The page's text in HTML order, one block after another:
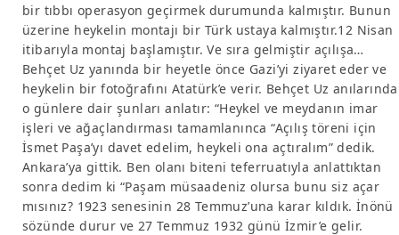
bir tıbbı operasyon geçirmek durumunda kalmıştır. Bunun
üzerine heykelin montajı bir Türk ustaya kalmıştır.12 Nisan
itibarıyla montaj başlamıştır. Ve sıra gelmiştir açılışa…
Behçet Uz yanında bir heyetle önce Gazi’yi ziyaret eder ve
heykelin bir fotoğrafını Atatürk’e verir. Behçet Uz anılarında
o günlere dair şunları anlatır: “Heykel ve meydanın imar
işleri ve ağaçlandırması tamamlanınca “Açılış töreni için
İsmet Paşa’yı davet edelim, heykeli ona açtıralım” dedik.
Ankara’ya gittik. Ben olanı biteni teferruatıyla anlattıktan
sonra dedim ki “Paşam müsaadeniz olursa bunu siz açar
mısınız? 1923 senesinin 28 Temmuz’una karar kıldık. İnönü
sözünde durur ve 27 Temmuz 1932 günü İzmir’e gelir.